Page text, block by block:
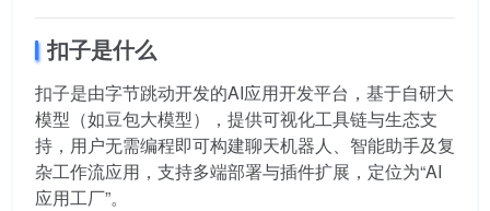
扣子是什么
扣子是由字节跳动开发的AI应用开发平台，基于自研大
模型（如豆包大模型），提供可视化工具链与生态支
持，用户无需编程即可构建聊天机器人、智能助手及复
杂工作流应用，支持多端部署与插件扩展，定位为“AI
应用工厂”。